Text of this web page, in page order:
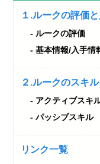
１.ルークの評価
ルークの評価
基本情報/入手情
２.ルークのスキル
アクティブスキ
パッシブスキル
リンク一覧